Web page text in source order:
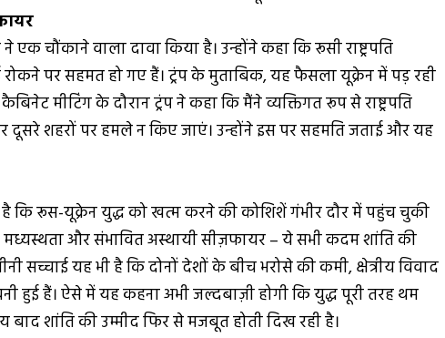
ने एक चौंकाने वाला दावा किया है। उन्होंने कहा कि रूसी राष्ट्रपति
पर सहमत हो गए हैं। ट्रंप के मुताबिक, यह फैसला यूक्रेन में पड़ रही
मीटिंग के दौरान ट्रंप ने कहा कि मैंने व्यक्तिगत रूप से राष्ट्रपति
शहरों पर हमले न किए जाएं। उन्होंने इस पर सहमति जताई और यह
कि रूस-यूक्रेन युद्ध को खत्म करने की कोशिशें गंभीर दौर में पहुंच चुकी
मध्यस्थता और संभावित अस्थायी सीज़फायर – ये सभी कदम शांति की
सच्चाई यह भी है कि दोनों देशों के बीच भरोसे की कमी, क्षेत्रीय विवाद
हुई हैं। ऐसे में यह कहना अभी जल्दबाज़ी होगी कि युद्ध पूरी तरह थम
शांति की उम्मीद फिर से मजबूत होती दिख रही है।